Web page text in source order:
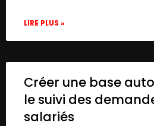
LIRE PLUS »
Créer une base
le suivi des
salariés